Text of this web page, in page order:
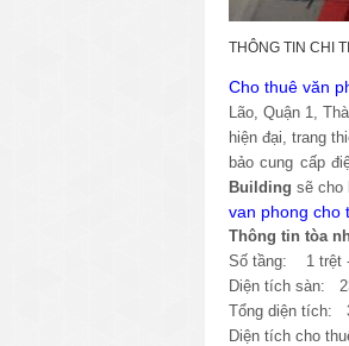
THÔNG TIN CHI
Cho thuê văn
Lão, Quận 1,
hiện đại, trang
bảo cung cấp
Building sẽ cho
van phong cho
Thông tin tòa
Số tầng: 1 trệt -
Diện tích sàn:
Tổng diện tích:
Diện tích cho